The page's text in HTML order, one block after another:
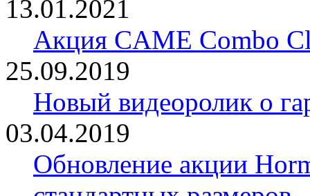
13.01.2021
Акция CAME Combo
25.09.2019
Новый видеоролик о
03.04.2019
Обновление акции